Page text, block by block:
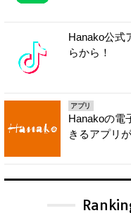
Hanako公式
らから！
アプリ
Hanakoの電
きるアプリ